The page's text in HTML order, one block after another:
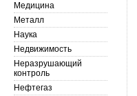
Медицина
Металл
Наука
Недвижимость
Неразрушающий
контроль
Нефтегаз